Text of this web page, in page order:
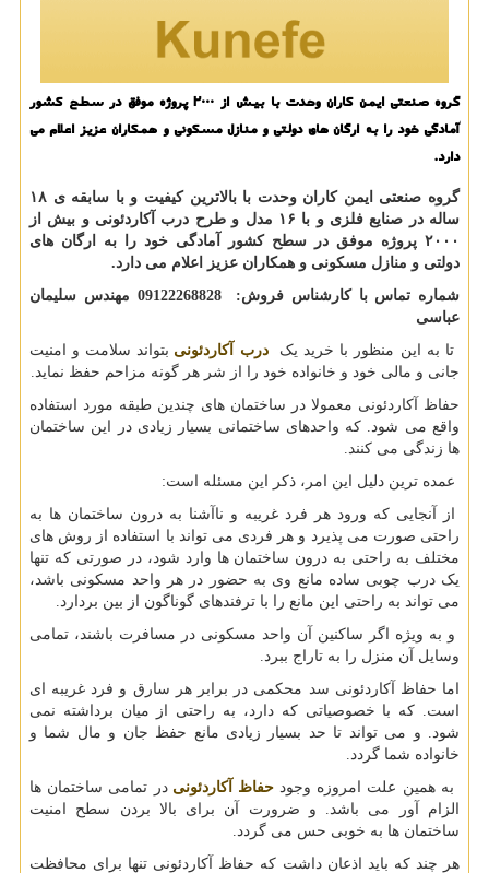
گروه صنعتی ایمن كاران وحدت با بیش از ۲۰۰۰ پروژه موفق در سطح كشور
آمادگی خود را به ارگان های دولتی و منازل مسكونی و همكاران عزیز اعلام می
دارد.
گروه صنعتی ایمن کاران وحدت با بالاترین کیفیت و با سابقه ی ۱۸
ساله در صنایع فلزی و با ۱۶ مدل و طرح درب آکاردئونی و بیش از
۲۰۰۰ پروژه موفق در سطح کشور آمادگی خود را به ارگان های
دولتی و منازل مسکونی و همکاران عزیز اعلام می دارد.
شماره تماس با کارشناس فروش: 09122268828 مهندس سلیمان
عباسی
تا به این منظور با خرید یکدرب آکاردئونی بتواند سلامت و امنیت
جانی و مالی خود و خانواده خود را از شر هر گونه مزاحم حفظ نماید.
حفاظ آکاردئونی معمولا در ساختمان های چندین طبقه مورد استفاده
واقع می شود. که واحدهای ساختمانی بسیار زیادی در این ساختمان
ها زندگی می کنند.
عمده ترین دلیل این امر، ذکر این مسئله است:
از آنجایی که ورود هر فرد غریبه و ناآشنا به درون ساختمان ها به
راحتی صورت می پذیرد و هر فردی می تواند با استفاده از روش های
مختلف به راحتی به درون ساختمان ها وارد شود، در صورتی که تنها
یک درب چوبی ساده مانع وی به حضور در هر واحد مسکونی باشد،
می تواند به راحتی این مانع را با ترفندهای گوناگون از بین بردارد.
و به ویژه اگر ساکنین آن واحد مسکونی در مسافرت باشند، تمامی
وسایل آن منزل را به تاراج ببرد.
اما حفاظ آکاردئونی سد محکمی در برابر هر سارق و فرد غریبه ای
است. که با خصوصیاتی که دارد، به راحتی از میان برداشته نمی
شود. و می تواند تا حد بسیار زیادی مانع حفظ جان و مال شما و
خانواده شما گردد.
به همین علت امروزه وجودحفاظ آکاردئونی در تمامی ساختمان ها
الزام آور می باشد. و ضرورت آن برای بالا بردن سطح امنیت
ساختمان ها به خوبی حس می گردد.
هر چند که باید اذعان داشت که حفاظ آکاردئونی تنها برای محافظت